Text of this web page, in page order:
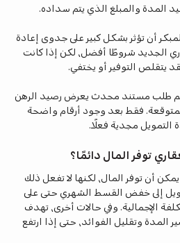
المدة والمبلغ الذي يتم سداده.
أن تؤثر بشكل كبير على جدوى إعادة
الجديد شروطًا أفضل، لكن إذا كانت
يتقلص التوفير أو يختفي.
طلب مستند محدث يعرض رصيد الرهن
فقط بعد وجود أرقام واضحة
التمويل مجدية فعلًا.
توفر المال دائمًا؟
أن توفر المال، لكنها لا تفعل ذلك
إلى خفض القسط الشهري حتى على
الإجمالية. وفي حالات أخرى، تهدف
المدة وتقليل الفوائد، حتى إذا ارتفع